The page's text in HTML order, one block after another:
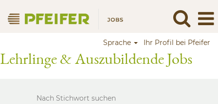
Sprache Ihr Profil bei Pfeifer
Lehrlinge & Auszubildende Jobs
Nach Stichwort suchen